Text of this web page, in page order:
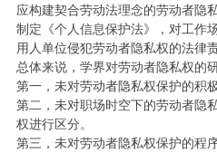
应构建契合劳动法理念的劳动者隐
制定《个人信息保护法》，对工作
用人单位侵犯劳动者隐私权的法律责
总体来说，学界对劳动者隐私权的
第一，未对劳动者隐私权保护的积
第二，未对职场时空下的劳动者隐
权进行区分。
第三，未对劳动者隐私权保护的程